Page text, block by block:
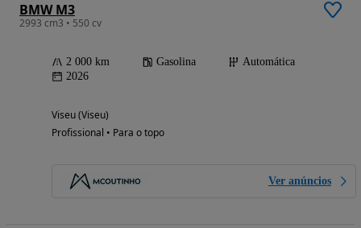
BMW M3
2993 cm3 • 550 cv
2 000 km Gasolina
Automática
2026
Viseu (Viseu)
Profissional • Para o topo
Ver anúncios